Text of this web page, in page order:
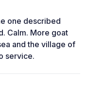
one described
Calm. More goat
and the village of
service.